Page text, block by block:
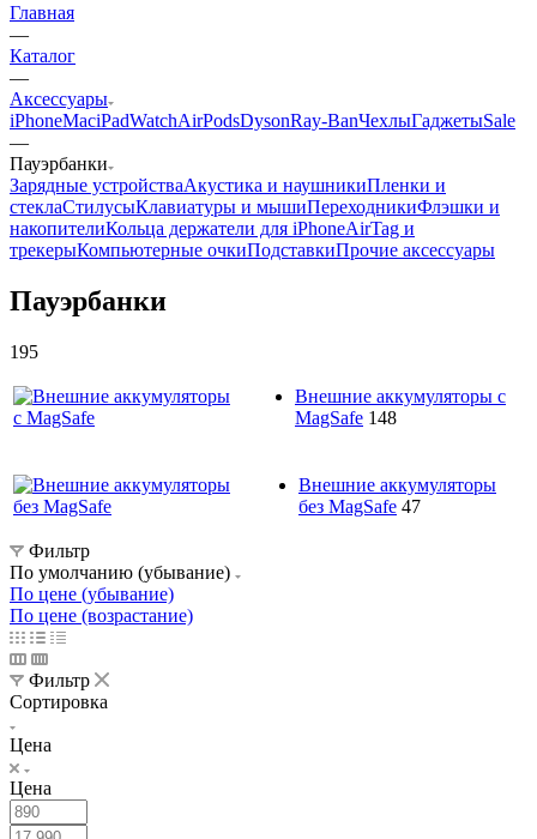
Главная
—
Каталог
—
Аксессуары
iPhoneMaciPadWatchAirPodsDysonRay-BanЧехлыГаджетыSale
—
Пауэрбанки
Зарядные устройстваАкустика и наушникиПленки и
стеклаСтилусыКлавиатуры и мышиПереходникиФлэшки и
накопителиКольца держатели для iPhoneAirTag и
трекерыКомпьютерные очкиПодставкиПрочие аксессуары
Пауэрбанки
195
Внешние аккумуляторы с
MagSafe 148
Внешние аккумуляторы
без MagSafe 47
Фильтр
По умолчанию (убывание)
По цене (убывание)
По цене (возрастание)
Фильтр
Сортировка
Цена
Цена